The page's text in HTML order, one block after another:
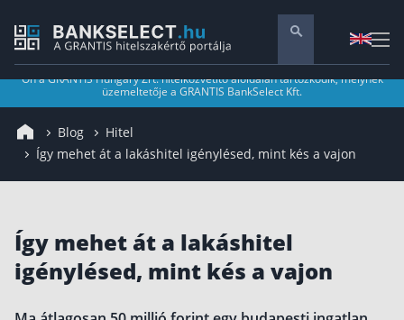
Vállalati szolgáltatások
Pénzügyi tanácsadás
Nyugdíj előtakarékosság
ÖNYP?
Nyugdíj előtakarékossági számla (NYESZ)
Nyugdíj megtakarítás – Így válassz
Ön a GRANTIS Hungary Zrt. hitelközvetítő aloldalán tartózkodik, melynek
üzemeltetője a GRANTIS BankSelect Kft.
Blog
Hitel
Így mehet át a lakáshitel igénylésed, mint kés a vajon
Így mehet át a lakáshitel
igénylésed, mint kés a vajon